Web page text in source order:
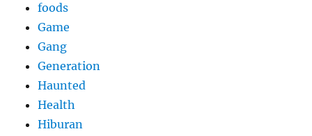
foods
Game
Gang
Generation
Haunted
Health
Hiburan